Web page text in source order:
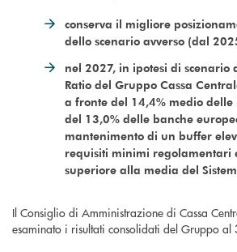
conserva il migliore
dello scenario avverso (dal
nel 2027, in ipotesi di scenario
Ratio del Gruppo Cassa
a fronte del 14,4% medio
del 13,0% delle banche
mantenimento di un buffer
requisiti minimi regolamentari
superiore alla media del
Il Consiglio di Amministrazione di Cassa
esaminato i risultati consolidati del Gruppo